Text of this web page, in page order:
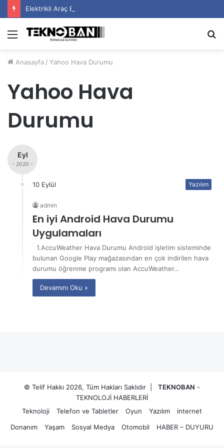
Elektrikli Araç Bataryalarının Ömrü Nasıl Uzatılır?
Menü
Anasayfa / Yahoo Hava Durumu
Yahoo Hava
Durumu
Eyl
- 2020 -
10 Eylül Yazılım
admin
En iyi Android Hava Durumu
Uygulamaları
1.AccuWeather Hava Durumu Android işletim sisteminde
bulunan Google Play mağazasından en çok indirilen hava
durumu öğrenme programı olan AccuWeather…
Devamını Oku »
© Telif Hakkı 2026, Tüm Hakları Saklıdır | TEKNOBAN -
TEKNOLOJİ HABERLERİ
Teknoloji
Telefon ve Tabletler Oyun Yazılım
internet
Donanım
Yaşam Sosyal Medya Otomobil HABER – DUYURU